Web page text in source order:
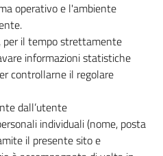
operativo e l'ambiente
il tempo strettamente
informazioni statistiche
controllarne il regolare
dall’utente
individuali (nome, posta
il presente sito e